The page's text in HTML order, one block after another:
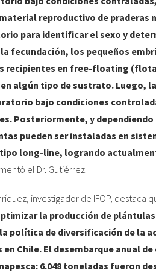
reproductivo de praderas
para identificar el sexo y
fecundación, los pequeños
recipientes en free-floating
algún tipo de sustrato. Luego,
bajo condiciones
Posteriormente, y dependiendo
pueden ser instaladas en
long-line, logrando
el Dr. Gutiérrez.
investigador de IFOP, destaca
la producción de
política de diversificación de la
Chile. El desembarque anual
6.048 toneladas fueron